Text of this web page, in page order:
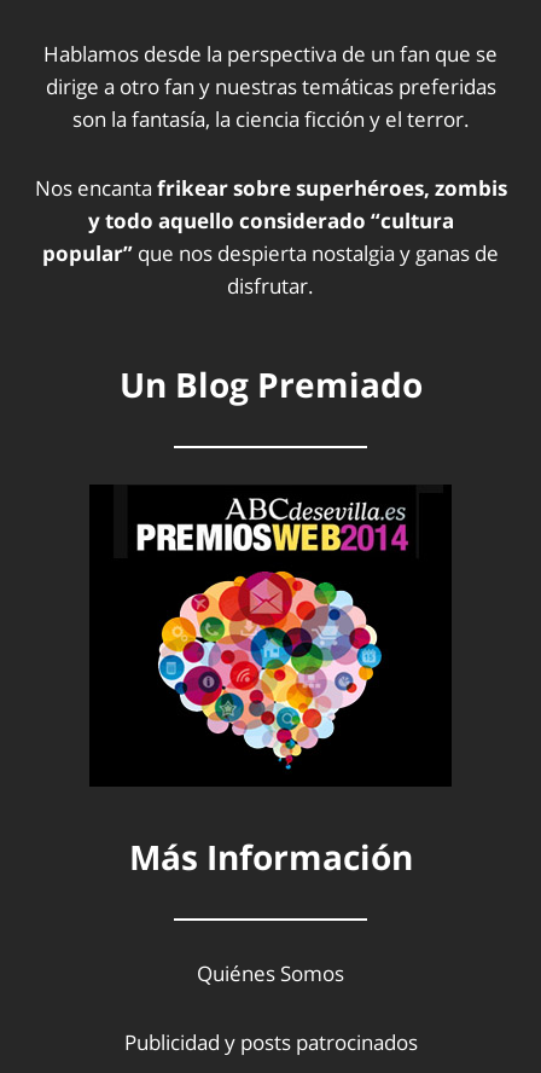
Hablamos desde la perspectiva de un fan que se
dirige a otro fan y nuestras temáticas preferidas
son la fantasía, la ciencia ficción y el terror.
Nos encanta frikear sobre superhéroes, zombis
y todo aquello considerado “cultura
popular” que nos despierta nostalgia y ganas de
disfrutar.
Un Blog Premiado
Más Información
Quiénes Somos
Publicidad y posts patrocinados